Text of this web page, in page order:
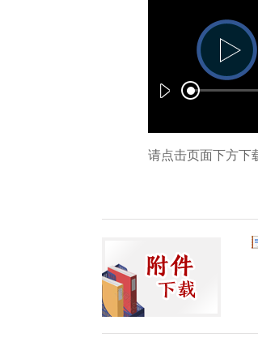
请点击页面下方下